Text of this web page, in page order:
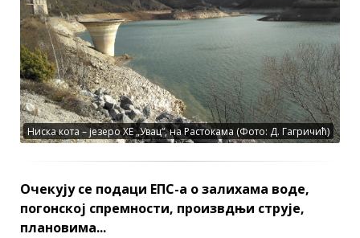
Ниска кота – језеро ХЕ „Увац“, на Растокама (Фото: Д. Гагричић)
Очекују се подаци ЕПС-а о залихама воде,
погонској спремности, произвдњи струје,
плановима...